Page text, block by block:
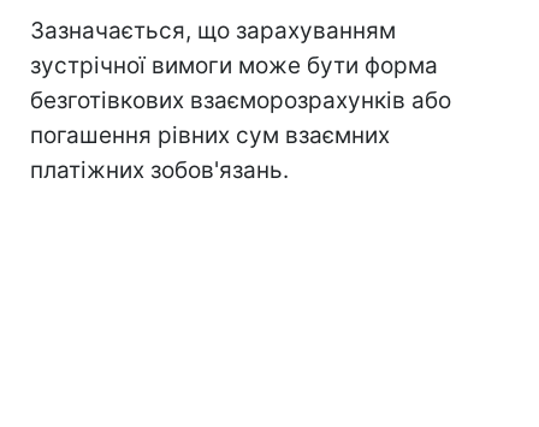
Зазначається, що зарахуванням
зустрічної вимоги може бути форма
безготівкових взаєморозрахунків або
погашення рівних сум взаємних
платіжних зобов'язань.